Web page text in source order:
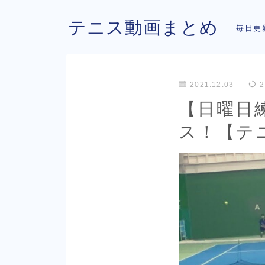
テニス動画まとめ 毎日更
2021.12.03
【日曜
ス！【テ